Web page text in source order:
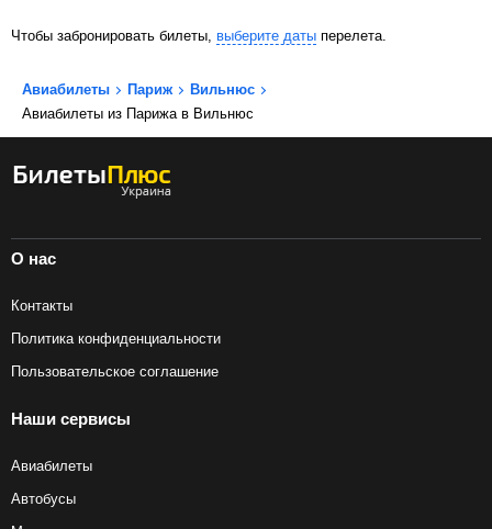
Чтобы забронировать билеты, выберите даты перелета.
Авиабилеты Париж
Вильнюс
Авиабилеты из Парижа в Вильнюс
О нас
Контакты
Политика конфиденциальности
Пользовательское соглашение
Наши сервисы
Авиабилеты
Автобусы